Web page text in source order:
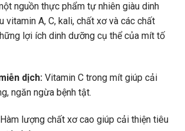
nguồn thực phẩm tự nhiên giàu dinh
vitamin A, C, kali, chất xơ và các chất
lợi ích dinh dưỡng cụ thể của mít tố
dịch: Vitamin C trong mít giúp cải
ngăn ngừa bệnh tật.
Hàm lượng chất xơ cao giúp cải thiện tiêu